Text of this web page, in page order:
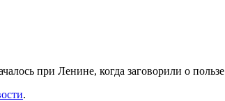
при Ленине, когда заговорили о пользе
.